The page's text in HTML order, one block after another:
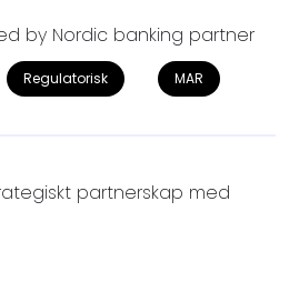
by Nordic banking partner
Regulatorisk MAR
partnerskap med